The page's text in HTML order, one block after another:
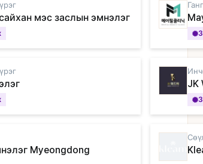
мэс заслын эмнэлэг
JK
Myeongdong